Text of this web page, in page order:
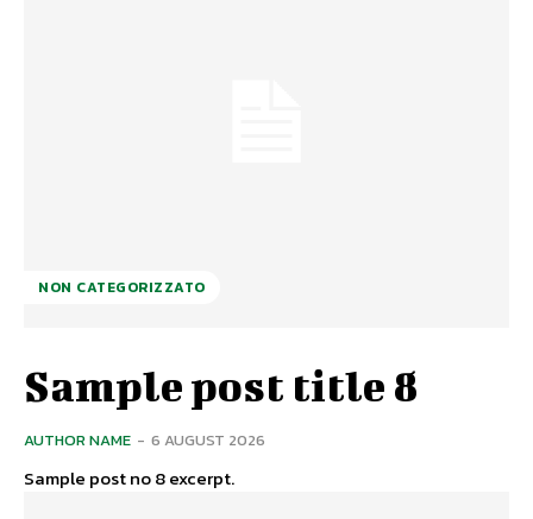
NON CATEGORIZZATO
Sample post title 8
AUTHOR NAME - 6 AUGUST 2026
Sample post no 8 excerpt.